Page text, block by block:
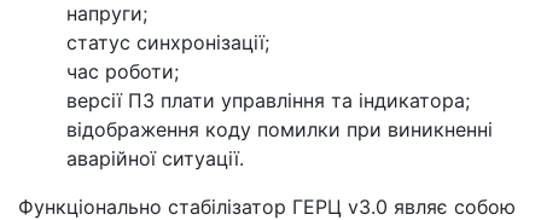
напруги;
статус синхронізації;
час роботи;
версії ПЗ плати управління та індикатора;
відображення коду помилки при виникненні
аварійної ситуації.
Функціонально стабілізатор ГЕРЦ v3.0 являє собою